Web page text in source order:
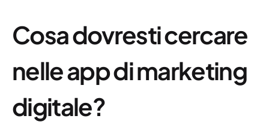
Cosa dovresti cercare
nelle app di marketing
digitale?